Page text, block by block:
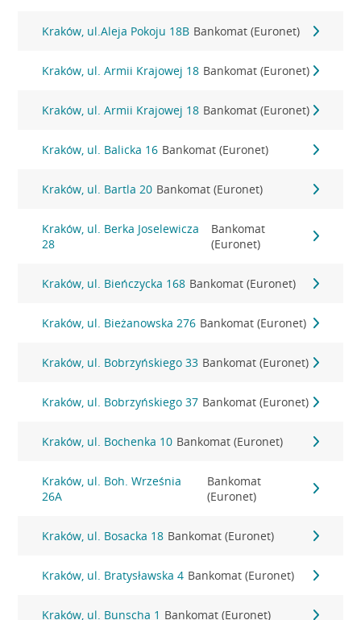
Kraków, ul.Aleja Pokoju 18B Bankomat (Euronet)
Kraków, ul. Armii Krajowej 18 Bankomat (Euronet)
Kraków, ul. Armii Krajowej 18 Bankomat (Euronet)
Kraków, ul. Balicka 16 Bankomat (Euronet)
Kraków, ul. Bartla 20 Bankomat (Euronet)
Kraków, ul. Berka Joselewicza
28
Bankomat
(Euronet)
Kraków, ul. Bieńczycka 168 Bankomat (Euronet)
Kraków, ul. Bieżanowska 276 Bankomat (Euronet)
Kraków, ul. Bobrzyńskiego 33 Bankomat (Euronet)
Kraków, ul. Bobrzyńskiego 37 Bankomat (Euronet)
Kraków, ul. Bochenka 10 Bankomat (Euronet)
Kraków, ul. Boh. Września
26A
Bankomat
(Euronet)
Kraków, ul. Bosacka 18 Bankomat (Euronet)
Kraków, ul. Bratysławska 4 Bankomat (Euronet)
Kraków, ul. Bunscha 1 Bankomat (Euronet)